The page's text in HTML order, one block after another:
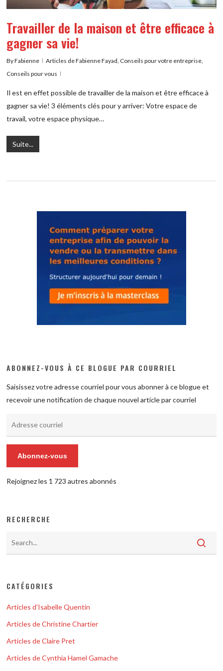
Travailler de la maison et être efficace à
gagner sa vie!
ByFabienne Articles de Fabienne Fayad, Conseils pour votre entreprise,
Conseils pour vous
Il est en effet possible de travailler de la maison et être efficace à
gagner sa vie! 3 éléments clés pour y arriver: Votre espace de
travail, votre espace physique…
Suite...
ABONNEZ-VOUS À CE BLOGUE PAR COURRIEL
Saisissez votre adresse courriel pour vous abonner à ce blogue et
recevoir une notification de chaque nouvel article par courriel
Abonnez-vous
Rejoignez les 1 723 autres abonnés
RECHERCHE
CATÉGORIES
Articles d'Isabelle Quentin
Articles de Christine Chartier
Articles de Claire Pret
Articles de Cynthia Hamel Gamache